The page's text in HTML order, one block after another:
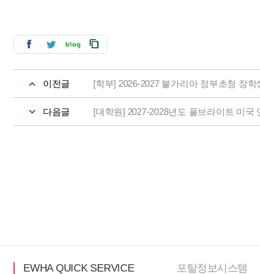
이전글 [학부] 2026-2027 불가리아 정부초청 장학
다음글 [대학원] 2027-2028년도 풀브라이트 미
EWHA QUICK SERVICE 포탈정보시스템